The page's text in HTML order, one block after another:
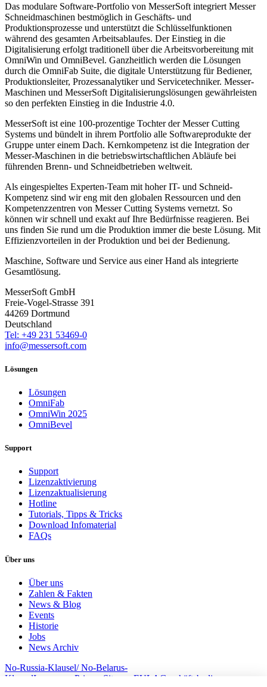
Das modulare Software-Portfolio von MesserSoft integriert Messer
Schneidmaschinen bestmöglich in Geschäfts- und
Produktionsprozesse und unterstützt die Schlüsselfunktionen
während des gesamten Arbeitsablaufes. Der Einstieg in die
Digitalisierung erfolgt traditionell über die Arbeitsvorbereitung mit
OmniWin und OmniBevel. Ganzheitlich werden die Lösungen
durch die OmniFab Suite, die digitale Unterstützung für Bediener,
Produktionsleiter, Prozessanalytiker und Servicetechniker. Messer-
Maschinen und MesserSoft Digitalisierungslösungen gewährleisten
so den perfekten Einstieg in die Industrie 4.0.
MesserSoft ist eine 100-prozentige Tochter der Messer Cutting
Systems und bündelt in ihrem Portfolio alle Softwareprodukte der
Gruppe unter einem Dach. Kernkompetenz ist die Integration der
Messer-Maschinen in die betriebswirtschaftlichen Abläufe bei
führenden Brenn- und Schneidbetrieben weltweit.
Als eingespieltes Experten-Team mit hoher IT- und Schneid-
Kompetenz sind wir eng mit den globalen Ressourcen und den
Kompetenzzentren von Messer Cutting Systems vernetzt. So
können wir schnell und exakt auf Ihre Bedürfnisse reagieren. Bei
uns finden Sie rund um die Produktion immer die beste Lösung. Mit
Effizienzvorteilen in der Produktion und bei der Bedienung.
Maschine, Software und Service aus einer Hand als integrierte
Gesamtlösung.
MesserSoft GmbH
Freie-Vogel-Strasse 391
44269 Dortmund
Deutschland
Tel: +49 231 53469-0
info@messersoft.com
Lösungen
Lösungen
OmniFab
OmniWin 2025
OmniBevel
Support
Support
Lizenzaktivierung
Lizenzaktualisierung
Hotline
Tutorials, Tipps & Tricks
Download Infomaterial
FAQs
Über uns
Über uns
Zahlen & Fakten
News & Blog
Events
Historie
Jobs
News Archiv
No-Russia-Klausel/ No-Belarus-
KlauselImpressum Privacy Sitemap EULA Geschäftsbedingungem